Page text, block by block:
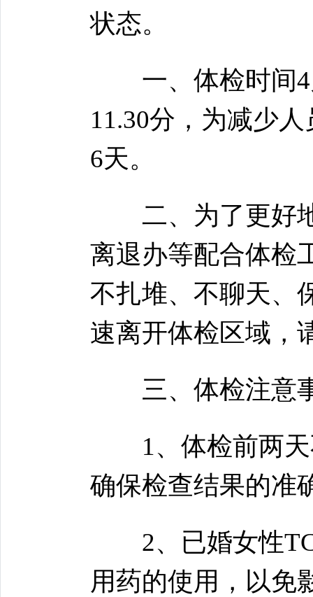
状态。
一、体检时间4
11.30分，为减少
6天。
二、为了更好地
离退办等配合体检
不扎堆、不聊天、
速离开体检区域，
三、体检注意
1、体检前两天
确保检查结果的准
2、已婚女性
用药的使用，以免